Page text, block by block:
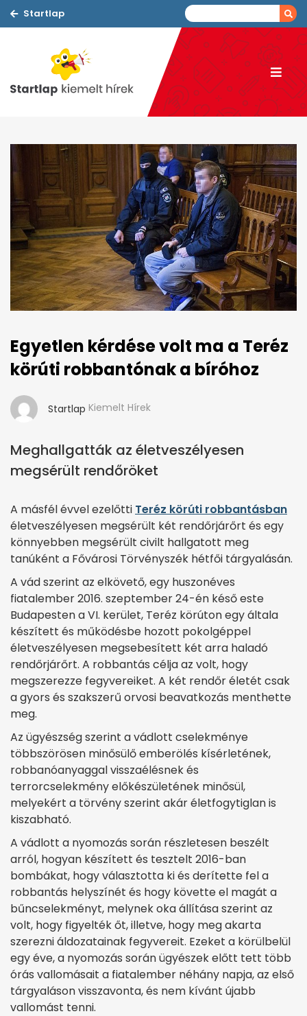
Startlap
Egyetlen kérdése volt ma a Teréz
körúti robbantónak a bíróhoz
Startlap Kiemelt Hírek
Meghallgatták az életveszélyesen
megsérült rendőröket
A másfél évvel ezelőtti Teréz körúti robbantásban
életveszélyesen megsérült két rendőrjárőrt és egy
könnyebben megsérült civilt hallgatott meg
tanúként a Fővárosi Törvényszék hétfői tárgyalásán.
A vád szerint az elkövető, egy huszonéves
fiatalember 2016. szeptember 24-én késő este
Budapesten a VI. kerület, Teréz körúton egy általa
készített és működésbe hozott pokolgéppel
életveszélyesen megsebesített két arra haladó
rendőrjárőrt. A robbantás célja az volt, hogy
megszerezze fegyvereiket. A két rendőr életét csak
a gyors és szakszerű orvosi beavatkozás menthette
meg.
Az ügyészség szerint a vádlott cselekménye
többszörösen minősülő emberölés kísérletének,
robbanóanyaggal visszaélésnek és
terrorcselekmény előkészületének minősül,
melyekért a törvény szerint akár életfogytiglan is
kiszabható.
A vádlott a nyomozás során részletesen beszélt
arról, hogyan készített és tesztelt 2016-ban
bombákat, hogy választotta ki és derítette fel a
robbantás helyszínét és hogy követte el magát a
bűncselekményt, melynek oka állítása szerint az
volt, hogy figyelték őt, illetve, hogy meg akarta
szerezni áldozatainak fegyvereit. Ezeket a körülbelül
egy éve, a nyomozás során ügyészek előtt tett több
órás vallomásait a fiatalember néhány napja, az első
tárgyaláson visszavonta, és nem kívánt újabb
vallomást tenni.